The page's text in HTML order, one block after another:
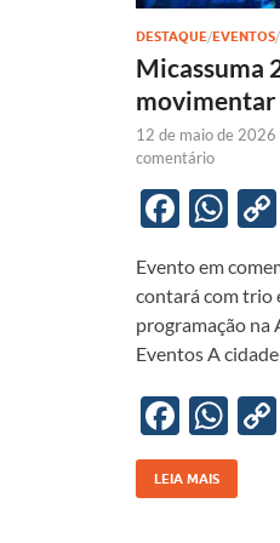
DESTAQUE/EVENTOS/
Micassuma
movimentar
12 de maio de 2026
comentário
F
e
b
o
o
k
W
at
s
A
p
p
Evento em
contará com trio
programação na
Eventos A
F
ac
e
W
h
at
LEIA MAIS